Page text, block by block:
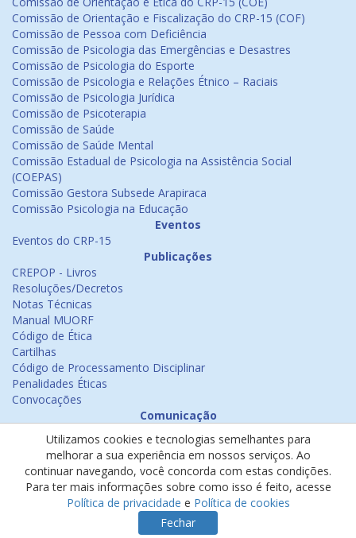
Comissão de Orientação e Fiscalização do CRP-15 (COF)
Comissão de Pessoa com Deficiência
Comissão de Psicologia das Emergências e Desastres
Comissão de Psicologia do Esporte
Comissão de Psicologia e Relações Étnico – Raciais
Comissão de Psicologia Jurídica
Comissão de Psicoterapia
Comissão de Saúde
Comissão de Saúde Mental
Comissão Estadual de Psicologia na Assistência Social
(COEPAS)
Comissão Gestora Subsede Arapiraca
Comissão Psicologia na Educação
Eventos
Eventos do CRP-15
Publicações
CREPOP - Livros
Resoluções/Decretos
Notas Técnicas
Manual MUORF
Código de Ética
Cartilhas
Código de Processamento Disciplinar
Penalidades Éticas
Convocações
Comunicação
Emissão de Certificados
Psicologia na Mídia
Ouvidoria
Política de cookies
Política de privacidade
Utilizamos cookies e tecnologias semelhantes para
melhorar a sua experiência em nossos serviços. Ao
continuar navegando, você concorda com estas condições.
Para ter mais informações sobre como isso é feito, acesse
Política de privacidade e Política de cookies
Fechar